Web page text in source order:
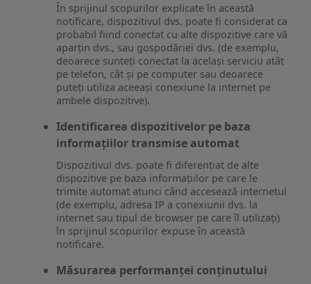
În sprijinul scopurilor explicate în această
notificare, dispozitivul dvs. poate fi considerat ca
probabil fiind conectat cu alte dispozitive care vă
aparțin dvs., sau gospodăriei dvs. (de exemplu,
deoarece sunteți conectat la același serviciu atât
pe telefon, cât și pe computer sau deoarece
puteți utiliza aceeași conexiune la internet pe
ambele dispozitive).
Identificarea dispozitivelor pe baza
informațiilor transmise automat
Dispozitivul dvs. poate fi diferențiat de alte
dispozitive pe baza informațiilor pe care le
trimite automat atunci când accesează internetul
(de exemplu, adresa IP a conexiunii dvs. la
internet sau tipul de browser pe care îl utilizați)
în sprijinul scopurilor expuse în această
notificare.
Măsurarea performanței conținutului